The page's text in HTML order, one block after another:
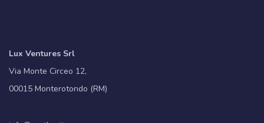
Lux Ventures Srl
Via Monte Circeo 12,
00015 Monterotondo (RM)